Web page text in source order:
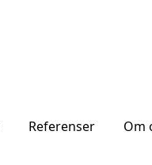
Referenser Om